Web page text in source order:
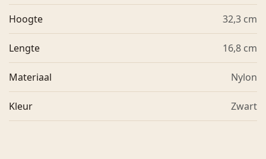
Hoogte 32,3 cm
Lengte 16,8 cm
Materiaal Nylon
Kleur Zwart